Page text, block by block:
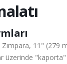
11" (279
üzerinde